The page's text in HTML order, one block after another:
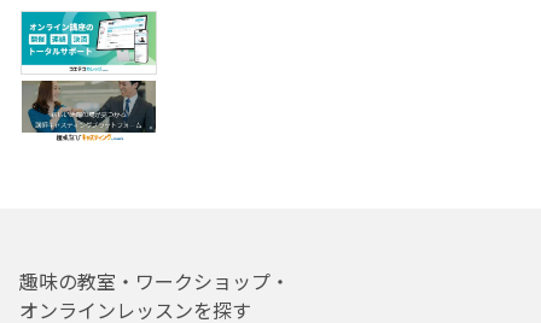
趣味の教室・ワークショップ・
オンラインレッスンを探す